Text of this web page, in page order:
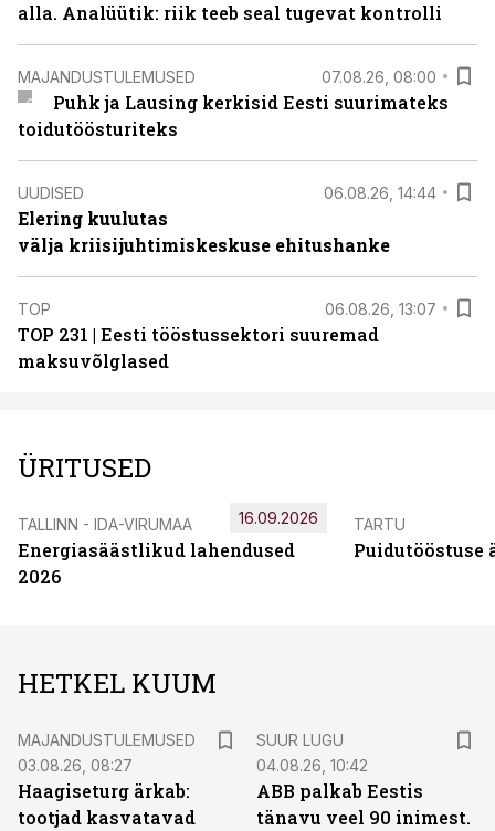
alla. Analüütik: riik teeb seal tugevat kontrolli
MAJANDUSTULEMUSED 07.08.26, 08:00
Puhk ja Lausing kerkisid Eesti suurimateks
toidutöösturiteks
UUDISED 06.08.26, 14:44
Elering kuulutas
välja kriisijuhtimiskeskuse ehitushanke
TOP 06.08.26, 13:07
TOP 231 | Eesti tööstussektori suuremad
maksuvõlglased
ÜRITUSED
TALLINN - IDA-VIRUMAA
Energiasäästlikud lahendused
2026
16.09.2026 TARTU
Puidutööstuse
HETKEL KUUM
MAJANDUSTULEMUSED
03.08.26, 08:27
Haagiseturg ärkab:
tootjad kasvatavad
SUUR LUGU
04.08.26, 10:42
ABB palkab Eestis
tänavu veel 90 inimest.